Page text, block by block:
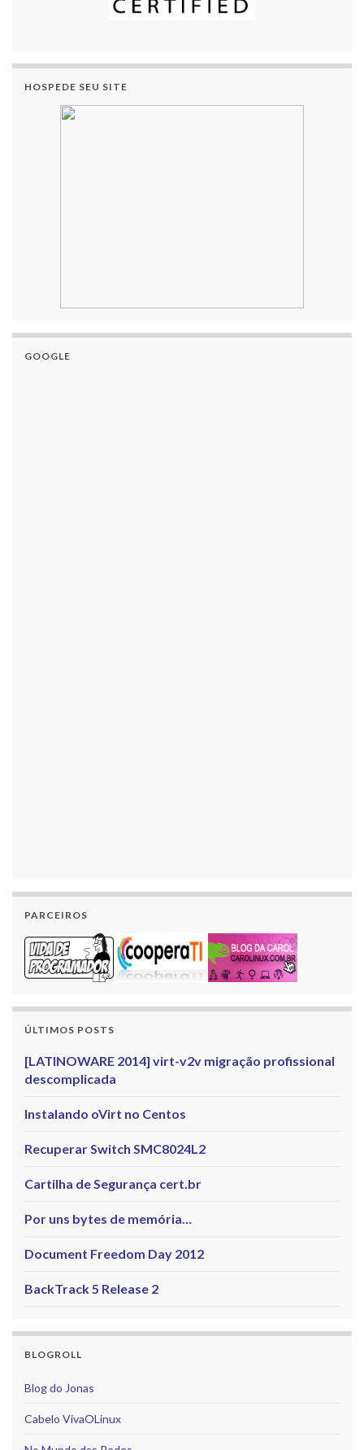
HOSPEDE SEU SITE
GOOGLE
PARCEIROS
ÚLTIMOS POSTS
[LATINOWARE 2014] virt-v2v migração profissional
descomplicada
Instalando oVirt no Centos
Recuperar Switch SMC8024L2
Cartilha de Segurança cert.br
Por uns bytes de memória…
Document Freedom Day 2012
BackTrack 5 Release 2
BLOGROLL
Blog do Jonas
Cabelo VivaOLinux